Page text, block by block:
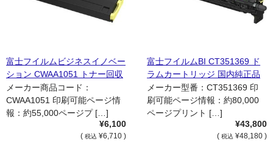
富士フイルムビジネスイノベー
ション CWAA1051 トナー回収
ボトル 国内純正品
メーカー商品コード：
CWAA1051 印刷可能ページ情
報：約55,000ページプ […]
¥6,100
( 税込 ¥6,710 )
富士フイルムBI CT351369 ド
ラムカートリッジ 国内純正品
メーカー型番：CT351369 印
刷可能ページ情報：約80,000
ページプリント […]
¥43,800
( 税込 ¥48,180 )